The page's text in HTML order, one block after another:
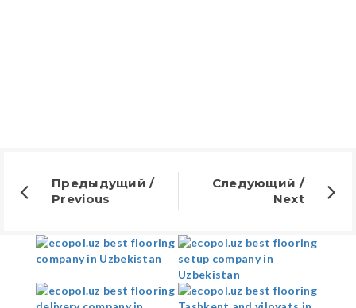
Предыдущий /
Previous
Следующий /
Next